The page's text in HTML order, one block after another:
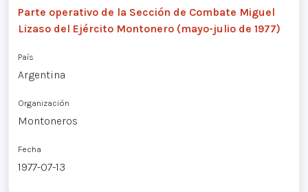
Parte operativo de la Sección de Combate Miguel
Lizaso del Ejército Montonero (mayo-julio de 1977)
País
Argentina
Organización
Montoneros
Fecha
1977-07-13